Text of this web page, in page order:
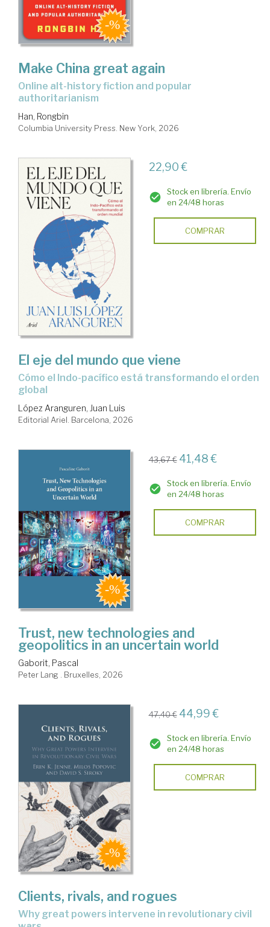
Make China great again
online alt-history fiction and popular
authoritarianism
Han, Rongbin
Columbia University Press. New York, 2026
22,90 €
Stock en librería. Envío
en 24/48 horas
COMPRAR
El eje del mundo que viene
Cómo el Indo-pacífico está transformando el orden
global
López Aranguren, Juan Luis
Editorial Ariel. Barcelona, 2026
43,67 € 41,48 €
Stock en librería. Envío
en 24/48 horas
COMPRAR
Trust, new technologies and
geopolitics in an uncertain world
Gaborit, Pascal
Peter Lang . Bruxelles, 2026
47,40 € 44,99 €
Stock en librería. Envío
en 24/48 horas
COMPRAR
Clients, rivals, and rogues
why great powers intervene in revolutionary civil